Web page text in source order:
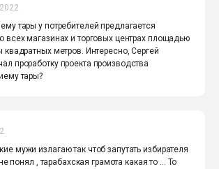
тары у потребителей предлагается
всех магазинах и торговых центрах площадью
квадратных метров. Интересно, Сергей
проработку проекта производства
тары?
мужи излагаю так чтоб запутать избирателя
понял , тарабахская грамота какая то ... То